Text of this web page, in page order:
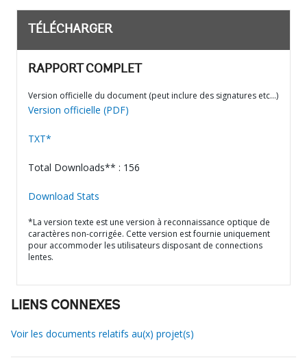
TÉLÉCHARGER
RAPPORT COMPLET
Version officielle du document (peut inclure des signatures etc…)
Version officielle (PDF)
TXT*
Total Downloads** : 156
Download Stats
*La version texte est une version à reconnaissance optique de
caractères non-corrigée. Cette version est fournie uniquement
pour accommoder les utilisateurs disposant de connections
lentes.
LIENS CONNEXES
Voir les documents relatifs au(x) projet(s)